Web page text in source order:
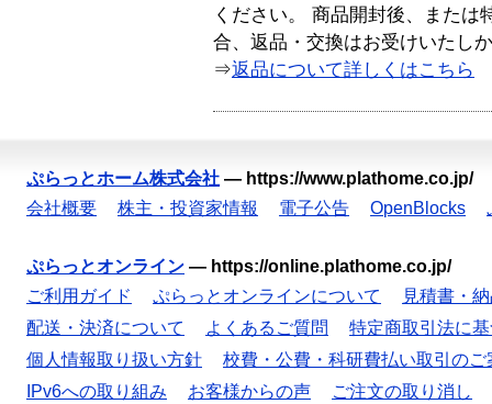
ください。 商品開封後、または
合、返品・交換はお受けいたし
⇒返品について詳しくはこちら
ぷらっとホーム株式会社 — https://www.plathome.co.jp/
会社概要
株主・投資家情報 電子公告 OpenBlocks
ぷらっとオンライン — https://online.plathome.co.jp/
ご利用ガイド
ぷらっとオンラインについて
見積書・
配送・決済について
よくあるご質問
特定商取引法に
個人情報取り扱い方針
校費・公費・科研費払い取引のご
IPv6への取り組み
お客様からの声 ご注文の取り消し